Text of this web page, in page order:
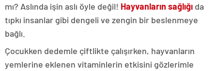
mı? Aslında işin aslı öyle değil! Hayvanların sağlığı da
tıpkı insanlar gibi dengeli ve zengin bir beslenmeye
bağlı.
Çocukken dedemle çiftlikte çalışırken, hayvanların
yemlerine eklenen vitaminlerin etkisini gözlerimle